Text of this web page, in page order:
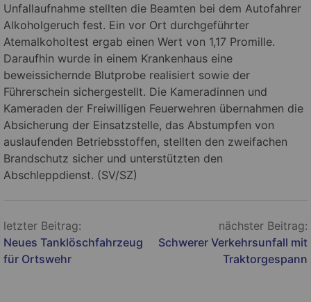
Unfallaufnahme stellten die Beamten bei dem Autofahrer
Alkoholgeruch fest. Ein vor Ort durchgeführter
Atemalkoholtest ergab einen Wert von 1,17 Promille.
Daraufhin wurde in einem Krankenhaus eine
beweissichernde Blutprobe realisiert sowie der
Führerschein sichergestellt. Die Kameradinnen und
Kameraden der Freiwilligen Feuerwehren übernahmen die
Absicherung der Einsatzstelle, das Abstumpfen von
auslaufenden Betriebsstoffen, stellten den zweifachen
Brandschutz sicher und unterstützten den
Abschleppdienst. (SV/SZ)
Beitragsnavigation
letzter Beitrag:
Neues Tanklöschfahrzeug
für Ortswehr
nächster Beitrag:
Schwerer Verkehrsunfall mit
Traktorgespann